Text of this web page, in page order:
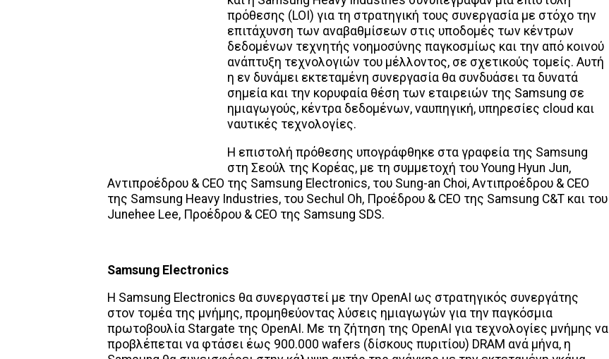
πρόθεσης (LOI) για τη στρατηγική τους συνεργασία με στόχο την
επιτάχυνση των αναβαθμίσεων στις υποδομές των κέντρων
δεδομένων τεχνητής νοημοσύνης παγκοσμίως και την από κοινού
ανάπτυξη τεχνολογιών του μέλλοντος, σε σχετικούς τομείς. Αυτή
η εν δυνάμει εκτεταμένη συνεργασία θα συνδυάσει τα δυνατά
σημεία και την κορυφαία θέση των εταιρειών της Samsung σε
ημιαγωγούς, κέντρα δεδομένων, ναυπηγική, υπηρεσίες cloud και
ναυτικές τεχνολογίες.
Η επιστολή πρόθεσης υπογράφθηκε στα γραφεία της Samsung
στη Σεούλ της Κορέας, με τη συμμετοχή του Young Hyun Jun,
Αντιπροέδρου & CEO της Samsung Electronics, του Sung-an Choi, Αντιπροέδρου & CEO
της Samsung Heavy Industries, του Sechul Oh, Προέδρου & CEO της Samsung C&T και του
Junehee Lee, Προέδρου & CEO της Samsung SDS.
Samsung Electronics
Η Samsung Electronics θα συνεργαστεί με την OpenAI ως στρατηγικός συνεργάτης
στον τομέα της μνήμης, προμηθεύοντας λύσεις ημιαγωγών για την παγκόσμια
πρωτοβουλία Stargate της OpenAI. Με τη ζήτηση της OpenAI για τεχνολογίες μνήμης να
προβλέπεται να φτάσει έως 900.000 wafers (δίσκους πυριτίου) DRAM ανά μήνα, η